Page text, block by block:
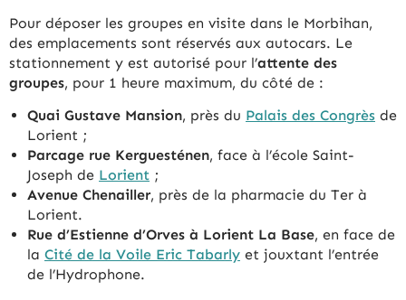
Pour déposer les groupes en visite dans le Morbihan,
des emplacements sont réservés aux autocars. Le
stationnement y est autorisé pour l’attente des
groupes, pour 1 heure maximum, du côté de :
Quai Gustave Mansion, près du Palais des Congrès de
Lorient ;
Parcage rue Kerguesténen, face à l’école Saint-
Joseph de Lorient ;
Avenue Chenailler, près de la pharmacie du Ter à
Lorient.
Rue d’Estienne d’Orves à Lorient La Base, en face de
la Cité de la Voile Eric Tabarly et jouxtant l’entrée
de l’Hydrophone.